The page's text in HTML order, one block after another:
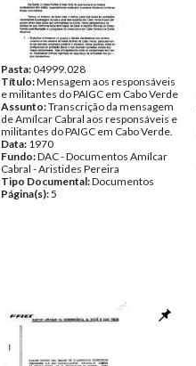
Pasta:04999.028
Título:Mensagem aos responsáveis
e militantes do PAIGC em Cabo Verde
Assunto:Transcrição da mensagem
de Amílcar Cabral aos responsáveis e
militantes do PAIGC em Cabo Verde.
Data: 1970
Fundo:DAC - Documentos Amílcar
Cabral - Aristides Pereira
Tipo Documental:Documentos
Página(s):5